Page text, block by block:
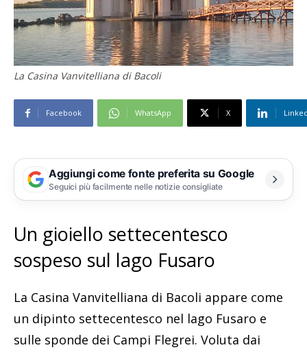
La Casina Vanvitelliana di Bacoli
Facebook WhatsApp X
Aggiungi come fonte preferita su Google
Seguici più facilmente nelle notizie consigliate
Un gioiello settecentesco
sospeso sul lago Fusaro
La Casina Vanvitelliana di Bacoli appare come
un dipinto settecentesco nel lago Fusaro e
sulle sponde dei Campi Flegrei. Voluta dai